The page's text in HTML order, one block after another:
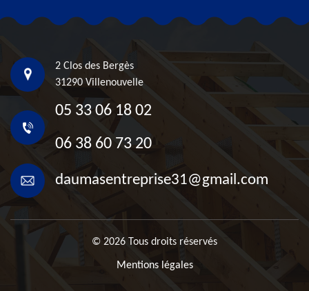
2 Clos des Bergès
31290 Villenouvelle
05 33 06 18 02
06 38 60 73 20
daumasentreprise31@gmail.com
© 2026 Tous droits réservés
Mentions légales